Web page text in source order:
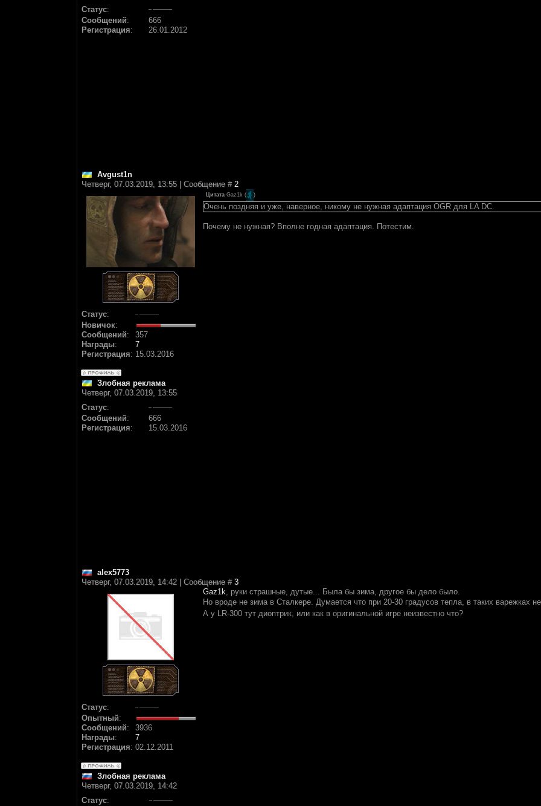
Статус:
Сообщений:
666
Регистрация: 26.01.2012
Avgust1n
Четверг, 07.03.2019, 13:55 | Сообщение # 2
Статус:
Новичок:
Сообщений:
357
Награды:
7
Регистрация: 15.03.2016
Цитата Gaz1k ( )
Очень поздняя и уже, наверное, никому не нужная адаптация OGR для LA DC.
Почему не нужная? Вполне годная адаптация. Потестим.
Злобная реклама
Четверг, 07.03.2019, 13:55
Статус:
Сообщений:
666
Регистрация: 15.03.2016
alex5773
Четверг, 07.03.2019, 14:42 | Сообщение # 3
Статус:
Опытный:
Сообщений:
3936
Награды:
7
Регистрация: 02.12.2011
Gaz1k, руки страшные, дутые... Была бы зима, другое бы дело было.
Но вроде не зима в Сталкере. Думается что при 20-30 градусов тепла, в таких варежках
А у LR-300 тут диоптрик, или как в оригинальной игре неизвестно что?
Злобная реклама
Четверг, 07.03.2019, 14:42
Статус: